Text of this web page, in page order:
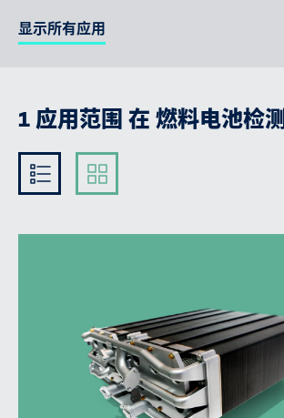
显示所有应用
1 应用范围 在 燃料电池检测
Kompakt